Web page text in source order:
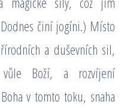
činí jogíni.) Místo
a duševních sil,
Boží, a rozvíjení
v tomto toku, snaha